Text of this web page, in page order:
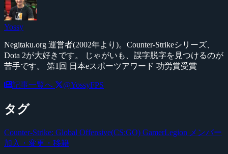
Yossy
Negitaku.org 運営者(2002年より)。Counter-Strikeシリーズ、
Dota 2が大好きです。 じゃがいも、誤字脱字を見つけるのが
苦手です。 第1回 日本eスポーツアワード 功労賞受賞
記事一覧へ @YossyFPS
タグ
Counter-Strike: Global Offensive(CS:GO) GamerLegion メンバー
加入・変更・移籍